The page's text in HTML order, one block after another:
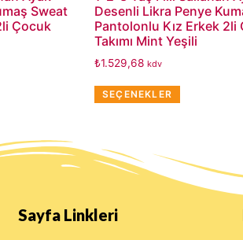
Sweat
Çocuk
Desenli Likra Penye
Pantolonlu Kız Erkek 2li
Takımı Mint Yeşili
₺1.529,68 kdv
SEÇENEKLER
Sayfa Linkleri